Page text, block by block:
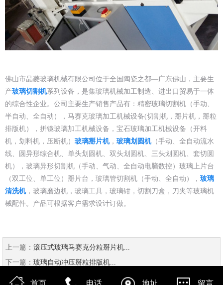
佛山市晶菱玻璃机械有限公司位于全国陶瓷之都—广东佛山，主要生
产玻璃切割机系列设备，是集玻璃机械加工制造、进出口贸易于一体
的综合性企业。公司主要生产销售产品有：精密玻璃切割机（手动、
半自动、全自动），马赛克玻璃加工机械设备(切割机，掰片机，掰粒
排版机），拼镜玻璃加工机械设备，宝石玻璃加工机械设备（开料
机，划料机，压断机） 玻璃掰片机， 玻璃划圆机（手动、全自动流水
线、圆异形综合机、单头划圆机、双头划圆机、三头划圆机、套切圆
机），玻璃异形切割机（手动、气动、全自动电脑数控）玻璃上片台
（双工位、单工位）掰片台，玻璃管切割机（手动、全自动）， 玻璃
清洗机，玻璃磨边机，玻璃工具，玻璃钳，切割刀盒，刀夹等玻璃机
械配件。产品可根据客户需求设计订做。
上一篇： 滚压式玻璃马赛克分粒掰片机...
下一篇： 玻璃自动冲压掰粒排版机...
首页 电话 地址 留言